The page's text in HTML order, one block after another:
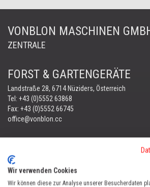
VONBLON MASCHINEN
ZENTRALE
FORST & GARTENGERÄTE
Landstraße 28, 6714 Nüziders, Österreich
Tel: +43 (0)5552 63868
Fax: +43 (0)5552 66745
office@vonblon.cc
AUTOMOWER
Wir verwenden Cookies
Wir können diese zur Analyse unserer Besucherdaten